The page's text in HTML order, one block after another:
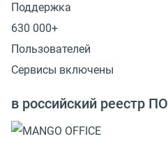
Поддержка
630 000+
Пользователей
Сервисы включены
в российский реестр ПО